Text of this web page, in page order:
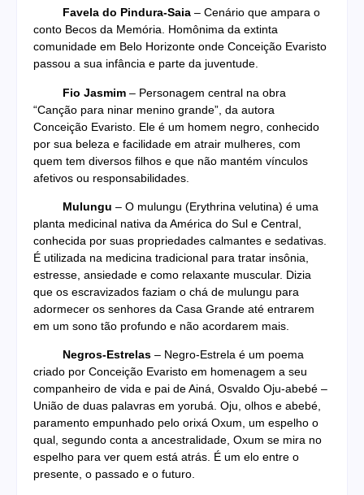
Favela do Pindura-Saia – Cenário que ampara o
conto Becos da Memória. Homônima da extinta
comunidade em Belo Horizonte onde Conceição Evaristo
passou a sua infância e parte da juventude.
Fio Jasmim – Personagem central na obra
“Canção para ninar menino grande”, da autora
Conceição Evaristo. Ele é um homem negro, conhecido
por sua beleza e facilidade em atrair mulheres, com
quem tem diversos filhos e que não mantém vínculos
afetivos ou responsabilidades.
Mulungu – O mulungu (Erythrina velutina) é uma
planta medicinal nativa da América do Sul e Central,
conhecida por suas propriedades calmantes e sedativas.
É utilizada na medicina tradicional para tratar insônia,
estresse, ansiedade e como relaxante muscular. Dizia
que os escravizados faziam o chá de mulungu para
adormecer os senhores da Casa Grande até entrarem
em um sono tão profundo e não acordarem mais.
Negros-Estrelas – Negro-Estrela é um poema
criado por Conceição Evaristo em homenagem a seu
companheiro de vida e pai de Ainá, Osvaldo Oju-abebé –
União de duas palavras em yorubá. Oju, olhos e abebé,
paramento empunhado pelo orixá Oxum, um espelho o
qual, segundo conta a ancestralidade, Oxum se mira no
espelho para ver quem está atrás. É um elo entre o
presente, o passado e o futuro.